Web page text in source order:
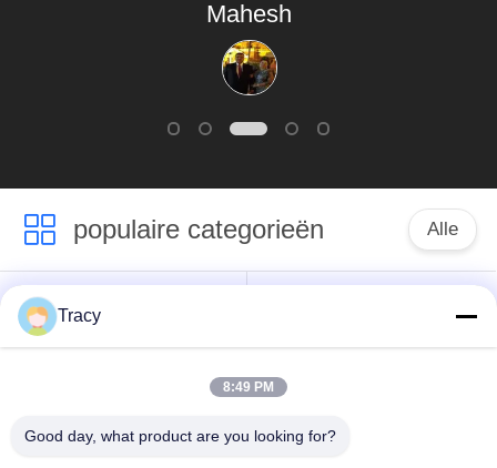
Mahesh
populaire categorieën Alle
Dakbroodje die
Machine vormen
vormen
Down Pipe
vormen van rolluiken
Tracy
8:49 PM
Good day, what product are you looking for?